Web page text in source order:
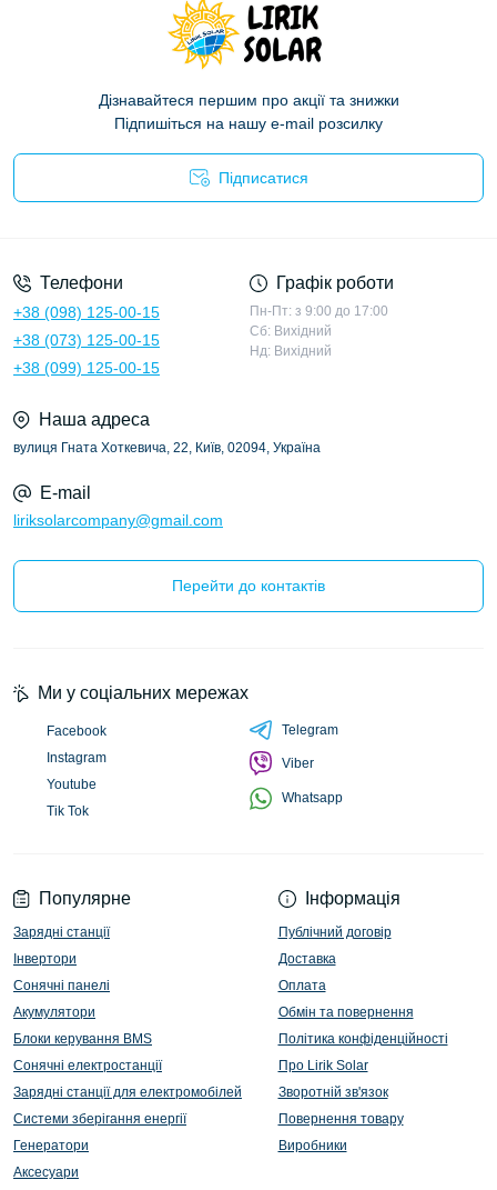
Дізнавайтеся першим про акції та знижки
Підпишіться на нашу e-mail розсилку
Підписатися
Телефони
+38 (098) 125-00-15
+38 (073) 125-00-15
+38 (099) 125-00-15
Графік роботи
Пн-Пт: з 9:00 до 17:00
Сб: Вихідний
Нд: Вихідний
Наша адреса
вулиця Гната Хоткевича, 22, Київ, 02094, Україна
E-mail
liriksolarcompany@gmail.com
Перейти до контактів
Популярне
Зарядні станції
Інвертори
Сонячні панелі
Акумулятори
Блоки керування BMS
Сонячні електростанції
Зарядні станції для електромобілей
Системи зберігання енергії
Генератори
Аксесуари
Інформація
Публічний договір
Доставка
Оплата
Обмін та повернення
Політика конфіденційності
Про Lirik Solar
Зворотній зв'язок
Повернення товару
Виробники
Ми у соціальних мережах
Facebook
Instagram
Youtube
Tik Tok
Telegram
Viber
Whatsapp